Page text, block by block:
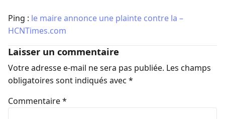
Ping : le maire annonce une plainte contre la –
HCNTimes.com
Laisser un commentaire
Votre adresse e-mail ne sera pas publiée. Les champs
obligatoires sont indiqués avec *
Commentaire*